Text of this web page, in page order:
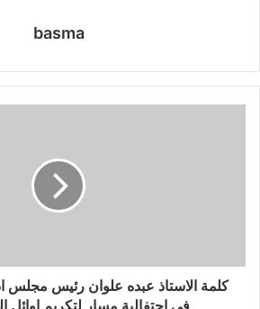
basma
كلمة الاستاذ عبده علوان رئيس مجلس
في احتفالية مسار لتكريم اوائل